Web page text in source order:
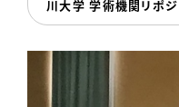
川大学 学術機関リポ